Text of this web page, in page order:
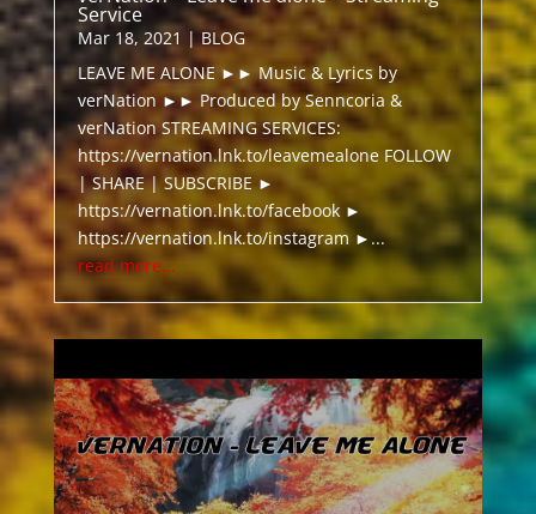
Service
Mar 18, 2021 |BLOG
LEAVE ME ALONE ►► Music & Lyrics by
verNation ►► Produced by Senncoria &
verNation STREAMING SERVICES:
https://vernation.lnk.to/leavemealone FOLLOW
| SHARE | SUBSCRIBE ►
https://vernation.lnk.to/facebook ►
https://vernation.lnk.to/instagram ►...
read more...